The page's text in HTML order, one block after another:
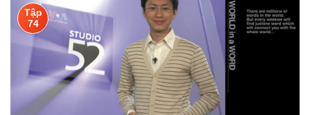
Tập
74